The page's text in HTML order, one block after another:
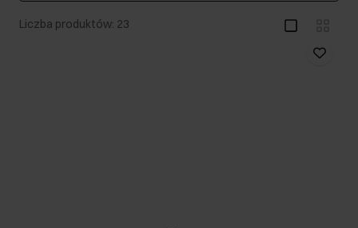
Liczba produktów: 23